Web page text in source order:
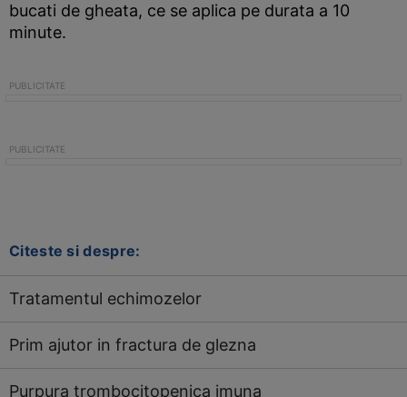
bucati de gheata, ce se aplica pe durata a 10
minute.
Citeste si despre:
Tratamentul echimozelor
Prim ajutor in fractura de glezna
Purpura trombocitopenica imuna